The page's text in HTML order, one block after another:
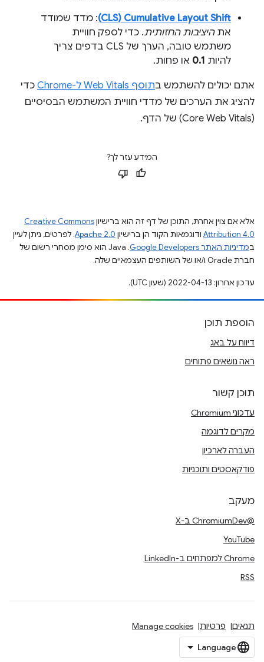
Cumulative Layout Shift‏ (CLS)
: מדד שמודד
אתהיציבות החזותית. כדי לספק חוויית
משתמש טובה, הערך של CLS בדפים צריך
להיות 0.1 או פחות.
אתם יכולים להשתמש בתוסף Web Vitals ל-Chrome
כדי
להציג את הערכים של מדדי חוויית המשתמש הבסיסיים
(Core Web Vitals) של הדף.
המידע עזר לך?
אלא אם צוין אחרת, התוכן של דף זה הוא ברישיוןCreative Commons
Attribution 4.0 ודוגמאות הקוד הן ברישיון Apache 2.0. לפרטים, ניתן לעיין
במדיניות האתר Google Developers‏
.‏ Java הוא סימן מסחרי רשום של
חברת Oracle ו/או של השותפים העצמאיים שלה.
עדכון אחרון: 2022-04-13 (שעון UTC).
הוספת תוכן
דיווח על באג
ראה נושאים פתוחים
תוכן קשור
עדכוני Chromium
מקרים לדוגמה
העברה לארכיון
פודקאסטים ותוכניות
מעקב
@ChromiumDev ב-X
YouTube
Chrome למפתחים ב-LinkedIn
RSS
תנאים פרטיות Manage cookies